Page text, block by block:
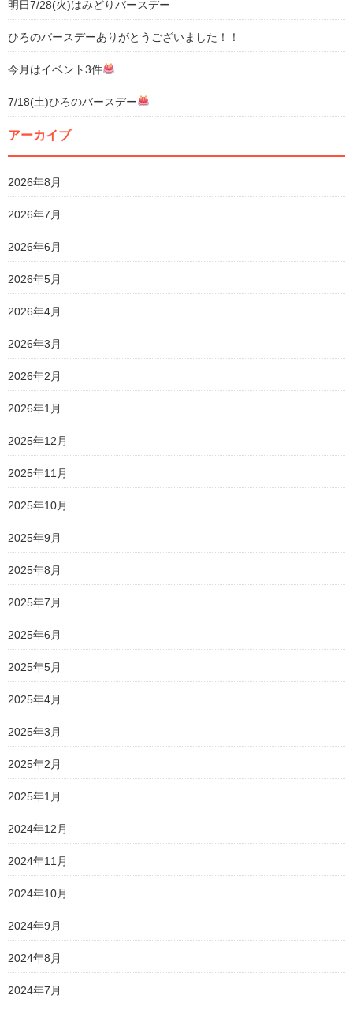
明日7/28(火)はみどりバースデー
ひろのバースデーありがとうございました！！
今月はイベント3件
7/18(土)ひろのバースデー
アーカイブ
2026年8月
2026年7月
2026年6月
2026年5月
2026年4月
2026年3月
2026年2月
2026年1月
2025年12月
2025年11月
2025年10月
2025年9月
2025年8月
2025年7月
2025年6月
2025年5月
2025年4月
2025年3月
2025年2月
2025年1月
2024年12月
2024年11月
2024年10月
2024年9月
2024年8月
2024年7月